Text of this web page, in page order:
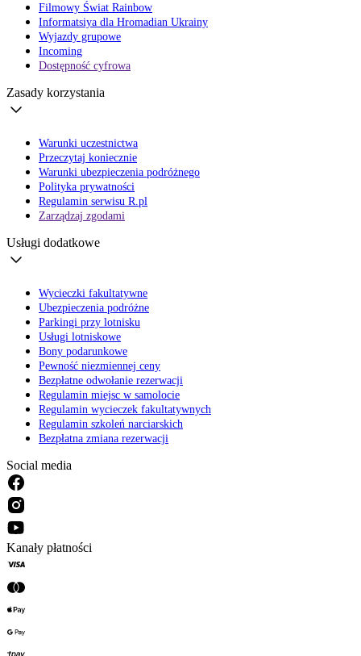
Filmowy Świat Rainbow
Informatsiya dla Hromadian Ukrainy
Wyjazdy grupowe
Incoming
Dostępność cyfrowa
Zasady korzystania
Warunki uczestnictwa
Przeczytaj koniecznie
Warunki ubezpieczenia podróżnego
Polityka prywatności
Regulamin serwisu R.pl
Zarządzaj zgodami
Usługi dodatkowe
Wycieczki fakultatywne
Ubezpieczenia podróżne
Parkingi przy lotnisku
Usługi lotniskowe
Bony podarunkowe
Pewność niezmiennej ceny
Bezpłatne odwołanie rezerwacji
Regulamin miejsc w samolocie
Regulamin wycieczek fakultatywnych
Regulamin szkoleń narciarskich
Bezpłatna zmiana rezerwacji
Social media
Kanały płatności